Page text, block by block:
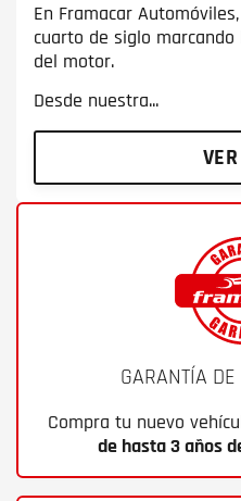
En Framacar
cuarto de siglo
del motor.
Desde nuestra...
GARANTÍA
Compra tu nuevo
de hasta 3 años